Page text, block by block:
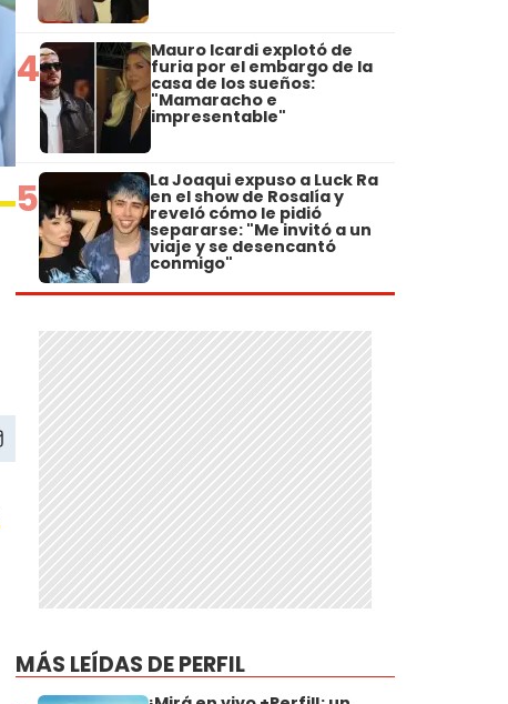
4 Mauro Icardi explotó de
furia por el embargo de la
casa de los sueños:
"Mamaracho e
impresentable"
5 La Joaqui expuso a Luck Ra
en el show de Rosalía y
reveló cómo le pidió
separarse: "Me invitó a un
viaje y se desencantó
conmigo"
MÁS LEÍDAS DE PERFIL